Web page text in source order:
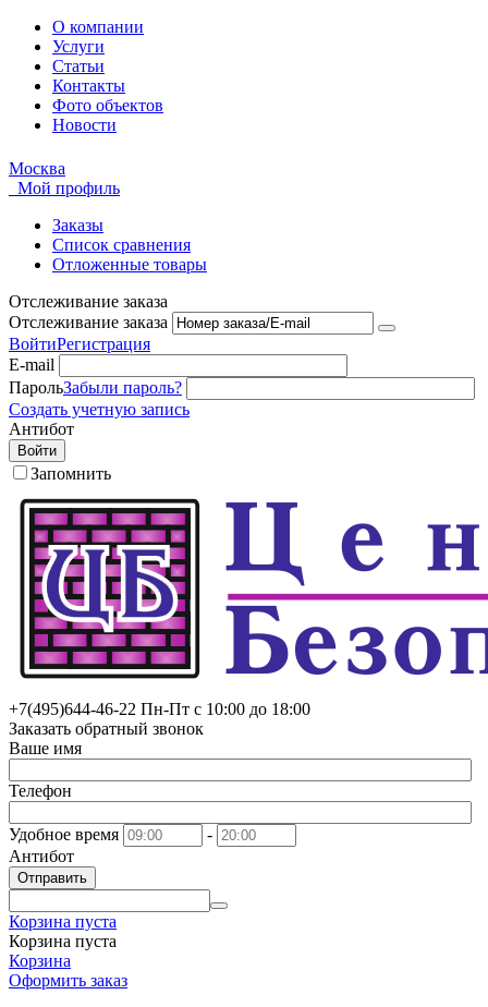
О компании
Услуги
Статьи
Контакты
Фото объектов
Новости
Москва
Мой профиль
Заказы
Список сравнения
Отложенные товары
Отслеживание заказа
Отслеживание заказа
ВойтиРегистрация
E-mail
ПарольЗабыли пароль?
Создать учетную запись
Антибот
Войти
Запомнить
+7(495)644-46-22 Пн-Пт с 10:00 до 18:00
Заказать обратный звонок
Ваше имя
Телефон
Удобное время
-
Антибот
Отправить
Корзина пуста
Корзина пуста
Корзина
Оформить заказ